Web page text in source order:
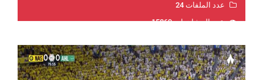
عدد الملفات 24
عدد المشاهدات 15869